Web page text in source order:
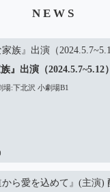
N E W S
』出演（2024.5.7~5.12）
場:下北沢 小劇場B1